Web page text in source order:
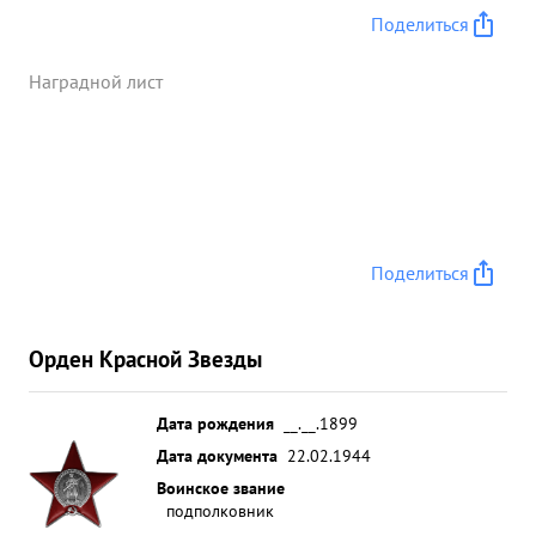
на границе, отличная подготовка полка к
боевой и политической подготовки личного с ос
Поделиться
Наградной лист
Поделиться
Орден Красной Звезды
Дата рождения
__.__.1899
Дата документа 22.02.1944
Воинское звание
подполковник